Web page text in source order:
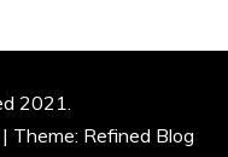
2021.
| Theme: Refined Blog